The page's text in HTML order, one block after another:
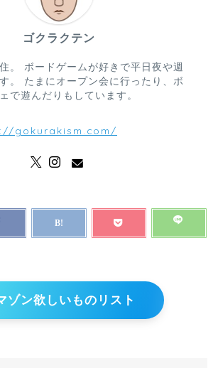
ゴクラクテン
。 ボードゲームが好きで平日夜や週
。 たまにオープン会に行ったり、ボ
で遊んだりもしています。
gokurakism.com/
ゾン欲しいものリスト